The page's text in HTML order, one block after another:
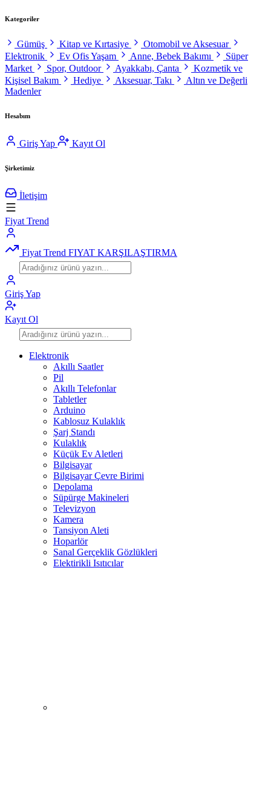
Kategoriler
Gümüş Kitap ve Kırtasiye
Otomobil ve Aksesuar
Elektronik
Ev Ofis Yaşam Anne, Bebek Bakımı
Süper
Market
Spor, Outdoor Ayakkabı, Çanta
Kozmetik ve
Kişisel Bakım
Hediye Aksesuar, Takı
Altın ve Değerli
Madenler
Hesabım
Giriş Yap Kayıt Ol
Şirketimiz
İletişim
Fiyat Trend
Fiyat Trend FIYAT KARŞILAŞTIRMA
Giriş Yap
Kayıt Ol
Elektronik
Akıllı Saatler
Pil
Akıllı Telefonlar
Tabletler
Arduino
Kablosuz Kulaklık
Şarj Standı
Kulaklık
Küçük Ev Aletleri
Bilgisayar
Bilgisayar Çevre Birimi
Depolama
Süpürge Makineleri
Televizyon
Kamera
Tansiyon Aleti
Hoparlör
Sanal Gerçeklik Gözlükleri
Elektirikli Isıtıcılar